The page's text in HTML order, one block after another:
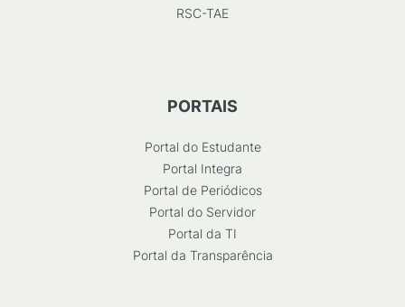
RSC-TAE
PORTAIS
Portal do Estudante
Portal Integra
Portal de Periódicos
Portal do Servidor
Portal da TI
Portal da Transparência